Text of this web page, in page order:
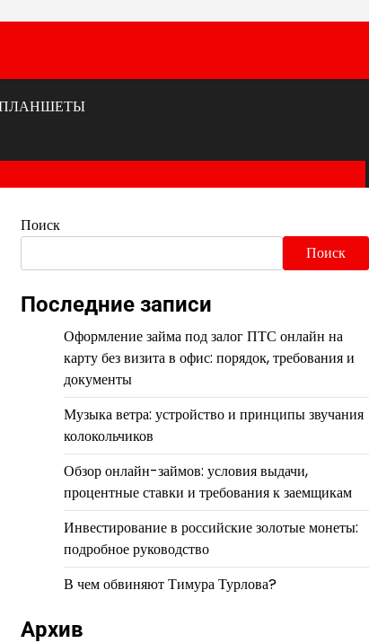
Поиск
Поиск
Последние записи
Оформление займа под залог ПТС онлайн на
карту без визита в офис: порядок, требования и
документы
Музыка ветра: устройство и принципы звучания
колокольчиков
Обзор онлайн-займов: условия выдачи,
процентные ставки и требования к заемщикам
Инвестирование в российские золотые монеты:
подробное руководство
В чем обвиняют Тимура Турлова?
Архив